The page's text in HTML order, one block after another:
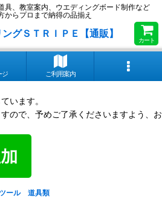
具、教室案内、ウエディングボード制作など
からプロまで納得の品揃え
グＳＴＲＩＰＥ【通販】
カート
ジ ご利用案内
います。
ので、予めご了承くださいますよう、お
ール 道具類